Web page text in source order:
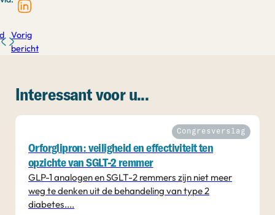
Vorig
bericht
Interessant voor u...
Congresverslag
Orforglipron: veiligheid en effectiviteit ten
opzichte van SGLT-2 remmer
GLP-1 analogen en SGLT-2 remmers zijn niet meer
weg te denken uit de behandeling van type 2
diabetes....